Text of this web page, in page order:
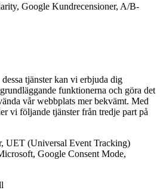
Google Kundrecensioner, A/B-
tjänster kan vi erbjuda dig
funktionerna och göra det
vår webbplats mer bekvämt. Med
vi följande tjänster från tredje part på
UET (Universal Event Tracking)
Google Consent Mode,